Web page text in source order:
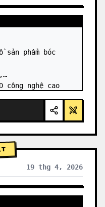
sản phẩm bóc
công nghệ cao
xanh dương dịu
19 thg 4, 2026